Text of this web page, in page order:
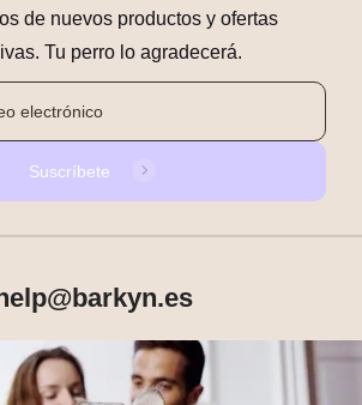
de nuevos productos y ofertas
Tu perro lo agradecerá.
Suscríbete